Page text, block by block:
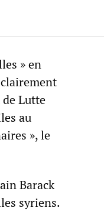
» en
Lutte
au
», le
Barack
syriens.